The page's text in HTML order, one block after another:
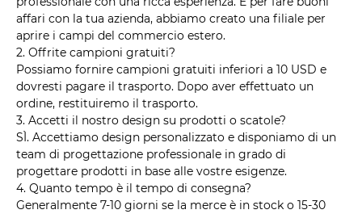
affari con la tua azienda, abbiamo creato una filiale per
aprire i campi del commercio estero.
2. Offrite campioni gratuiti?
Possiamo fornire campioni gratuiti inferiori a 10 USD e
dovresti pagare il trasporto. Dopo aver effettuato un
ordine, restituiremo il trasporto.
3. Accetti il ​​nostro design su prodotti o scatole?
SÌ. Accettiamo design personalizzato e disponiamo di un
team di progettazione professionale in grado di
progettare prodotti in base alle vostre esigenze.
4. Quanto tempo è il tempo di consegna?
Generalmente 7-10 giorni se la merce è in stock o 15-30